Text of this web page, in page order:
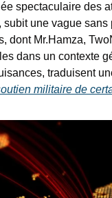
spectaculaire des
subit une vague
Mr.Hamza,
dans un contexte
traduisent
militaire de